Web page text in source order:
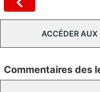
ACCÉDER
Commentaires des